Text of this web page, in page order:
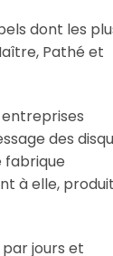
dont les
Pathé et
des
fabrique
à elle, produit
par jours et